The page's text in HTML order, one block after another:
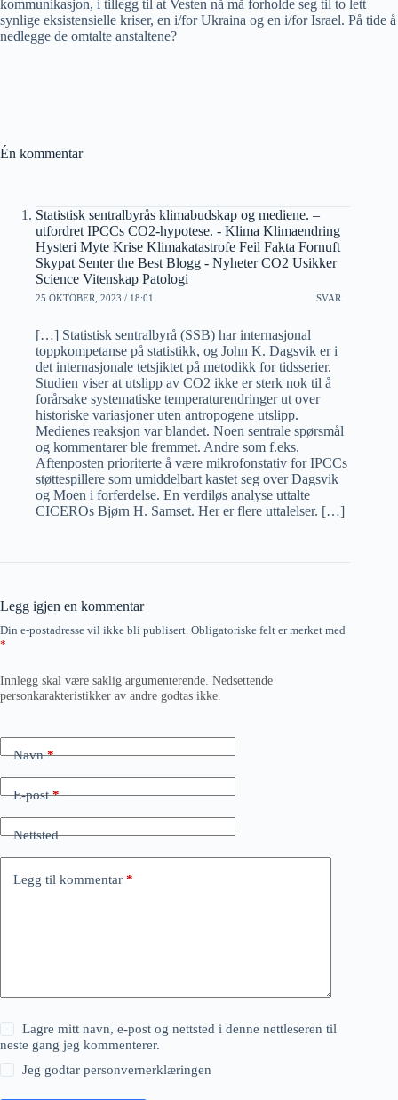
kommunikasjon, i tillegg til at Vesten nå må forholde seg til to lett
synlige eksistensielle kriser, en i/for Ukraina og en i/for Israel. På tide å
nedlegge de omtalte anstaltene?
Én kommentar
Statistisk sentralbyrås klimabudskap og mediene. –
utfordret IPCCs CO2-hypotese. - Klima Klimaendring
Hysteri Myte Krise Klimakatastrofe Feil Fakta Fornuft
Skypat Senter the Best Blogg - Nyheter CO2 Usikker
Science Vitenskap Patologi
25 OKTOBER, 2023 / 18:01 SVAR
[…] Statistisk sentralbyrå (SSB) har internasjonal
toppkompetanse på statistikk, og John K. Dagsvik er i
det internasjonale tetsjiktet på metodikk for tidsserier.
Studien viser at utslipp av CO2 ikke er sterk nok til å
forårsake systematiske temperaturendringer ut over
historiske variasjoner uten antropogene utslipp.
Medienes reaksjon var blandet. Noen sentrale spørsmål
og kommentarer ble fremmet. Andre som f.eks.
Aftenposten prioriterte å være mikrofonstativ for IPCCs
støttespillere som umiddelbart kastet seg over Dagsvik
og Moen i forferdelse. En verdiløs analyse uttalte
CICEROs Bjørn H. Samset. Her er flere uttalelser. […]
Legg igjen en kommentar
Din e-postadresse vil ikke bli publisert. Obligatoriske felt er merket med
*
Innlegg skal være saklig argumenterende. Nedsettende
personkarakteristikker av andre godtas ikke.
Navn*
E-post*
Nettsted
Legg til kommentar *
Lagre mitt navn, e-post og nettsted i denne nettleseren til
neste gang jeg kommenterer.
Jeg godtarpersonvernerklæringen